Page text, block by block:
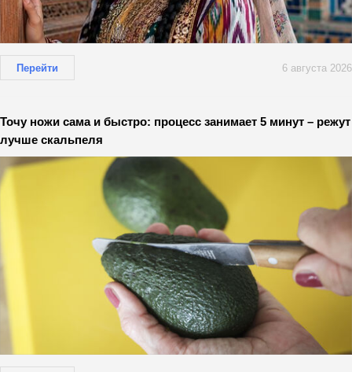
Перейти 6 августа 2026
Точу ножи сама и быстро: процесс занимает 5 минут – режут
лучше скальпеля